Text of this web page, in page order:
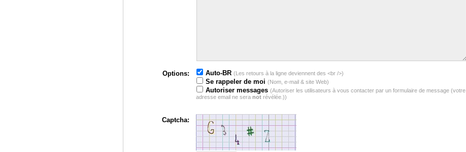
Options: Auto-BR (Les retours à la ligne deviennent des <br />)
Se rappeler de moi (Nom, e-mail & site Web)
Autoriser messages (Autoriser les utilisateurs à vous contacter par un formulaire de message (votre
adresse email ne seranot révélée.))
Captcha: